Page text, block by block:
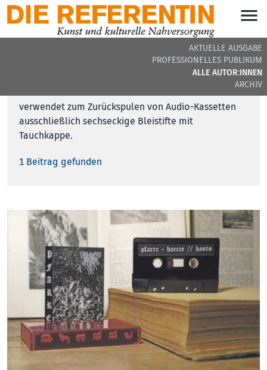
AKTUELLE AUSGABE
PROFESSIONELLES PUBLIKUM
ALLE AUTOR:INNEN
ARCHIV
verwendet zum Zurückspulen von Audio-Kassetten
ausschließlich sechseckige Bleistifte mit
Tauchkappe.
1 Beitrag gefunden